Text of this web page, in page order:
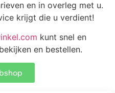
en in overleg met u.
krijgt die u verdient!
kunt snel en
en bestellen.